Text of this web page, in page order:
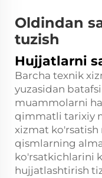
Oldindan
tuzish
Hujjatlarni
Barcha texnik
yuzasidan
muammolarni
qimmatli tarixiy
xizmat
qismlarning
ko'rsatkichlarini
hujjatlashtirish